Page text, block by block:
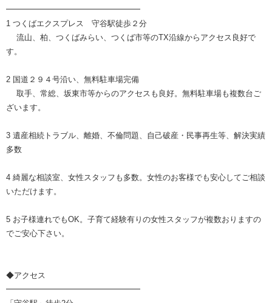
━━━━━━━━━━━━━━━━━
1 つくばエクスプレス 守谷駅徒歩２分
流山、柏、つくばみらい、つくば市等のTX沿線からアクセス良好で
す。
2 国道２９４号沿い、無料駐車場完備
取手、常総、坂東市等からのアクセスも良好。無料駐車場も複数台ご
ざいます。
3 遺産相続トラブル、離婚、不倫問題、自己破産・民事再生等、解決実績
多数
4 綺麗な相談室、女性スタッフも多数。女性のお客様でも安心してご相談
いただけます。
5 お子様連れでもOK。子育て経験有りの女性スタッフが複数おりますの
でご安心下さい。
◆アクセス
━━━━━━━━━━━━━━━━━